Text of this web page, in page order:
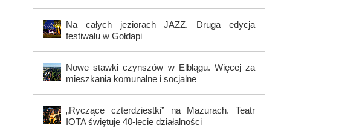
Na całych jeziorach JAZZ. Druga edycja
festiwalu w Gołdapi
Nowe stawki czynszów w Elblągu. Więcej za
mieszkania komunalne i socjalne
„Ryczące czterdziestki” na Mazurach. Teatr
IOTA świętuje 40-lecie działalności